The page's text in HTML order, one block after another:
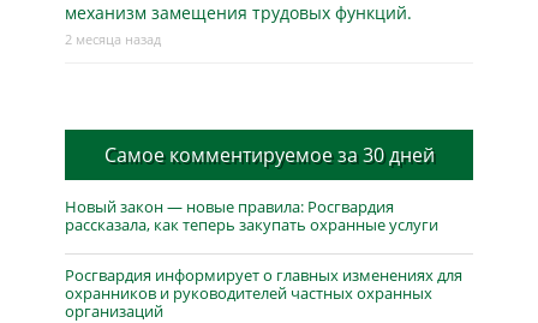
механизм замещения трудовых функций.
2 месяца назад
Самое комментируемое за 30 дней
Новый закон — новые правила: Росгвардия
рассказала, как теперь закупать охранные услуги
Росгвардия информирует о главных изменениях для
охранников и руководителей частных охранных
организаций